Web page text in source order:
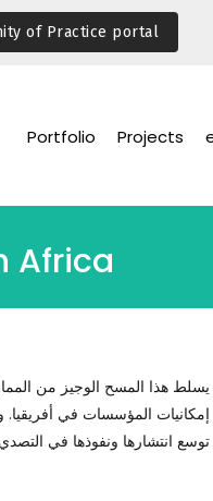
of Practice portal
Projects
Portfolio
Africa
يسلط هذا المسح الوجيز من
إمكانيات المؤسسات في أفريقيا.
توسع انتشارها ونفوذها في التصدي